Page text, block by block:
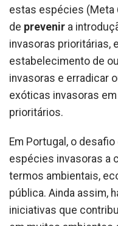
estas espécies (Meta
de prevenir a
invasoras prioritárias, e
estabelecimento de
invasoras e erradicar
exóticas invasoras
prioritários.
Em Portugal, o
espécies invasoras a
termos ambientais,
pública. Ainda assim,
iniciativas que